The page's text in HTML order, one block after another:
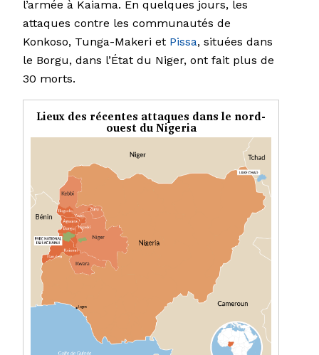
l’armée à Kaiama. En quelques jours, les
attaques contre les communautés de
Konkoso, Tunga-Makeri et Pissa, situées dans
le Borgu, dans l’État du Niger, ont fait plus de
30 morts.
Lieux des récentes attaques dans le nord-
ouest du Nigeria